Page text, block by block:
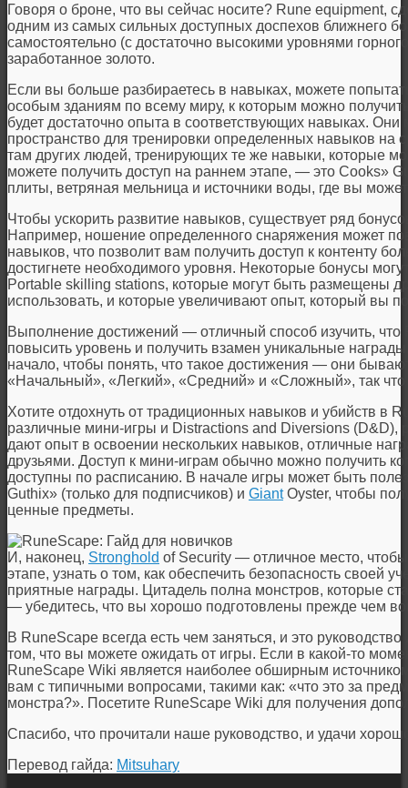
Говоря о броне, что вы сейчас носите? Rune equipment,
одним из самых сильных доступных доспехов ближнего
самостоятельно (с достаточно высокими уровнями
заработанное золото.
Если вы больше разбираетесь в навыках, можете
особым зданиям по всему миру, к которым можно получить
будет достаточно опыта в соответствующих навыках. Они
пространство для тренировки определенных навыков на
там других людей, тренирующих те же навыки, которые
можете получить доступ на раннем этапе, — это Cooks»
плиты, ветряная мельница и источники воды, где вы
Чтобы ускорить развитие навыков, существует ряд
Например, ношение определенного снаряжения может
навыков, что позволит вам получить доступ к контенту
достигнете необходимого уровня. Некоторые бонусы
Portable skilling stations, которые могут быть размещены
использовать, и которые увеличивают опыт, который вы
Выполнение достижений — отличный способ изучить,
повысить уровень и получить взамен уникальные
начало, чтобы понять, что такое достижения — они
«Начальный», «Легкий», «Средний» и «Сложный», так
Хотите отдохнуть от традиционных навыков и убийств в
различные мини-игры и Distractions and Diversions (D&D),
дают опыт в освоении нескольких навыков, отличные
друзьями. Доступ к мини-играм обычно можно получить
доступны по расписанию. В начале игры может быть
Guthix» (только для подписчиков) и GiantOyster, чтобы
ценные предметы.
И, наконец, Stronghold of Security — отличное место,
этапе, узнать о том, как обеспечить безопасность своей
приятные награды. Цитадель полна монстров, которые
— убедитесь, что вы хорошо подготовлены прежде чем
В RuneScape всегда есть чем заняться, и это
том, что вы можете ожидать от игры. Если в какой-то
RuneScape Wiki является наиболее обширным
вам с типичными вопросами, такими как: «что это за
монстра?». Посетите RuneScape Wiki для получения
Спасибо, что прочитали наше руководство, и удачи
Перевод гайда: Mitsuhary